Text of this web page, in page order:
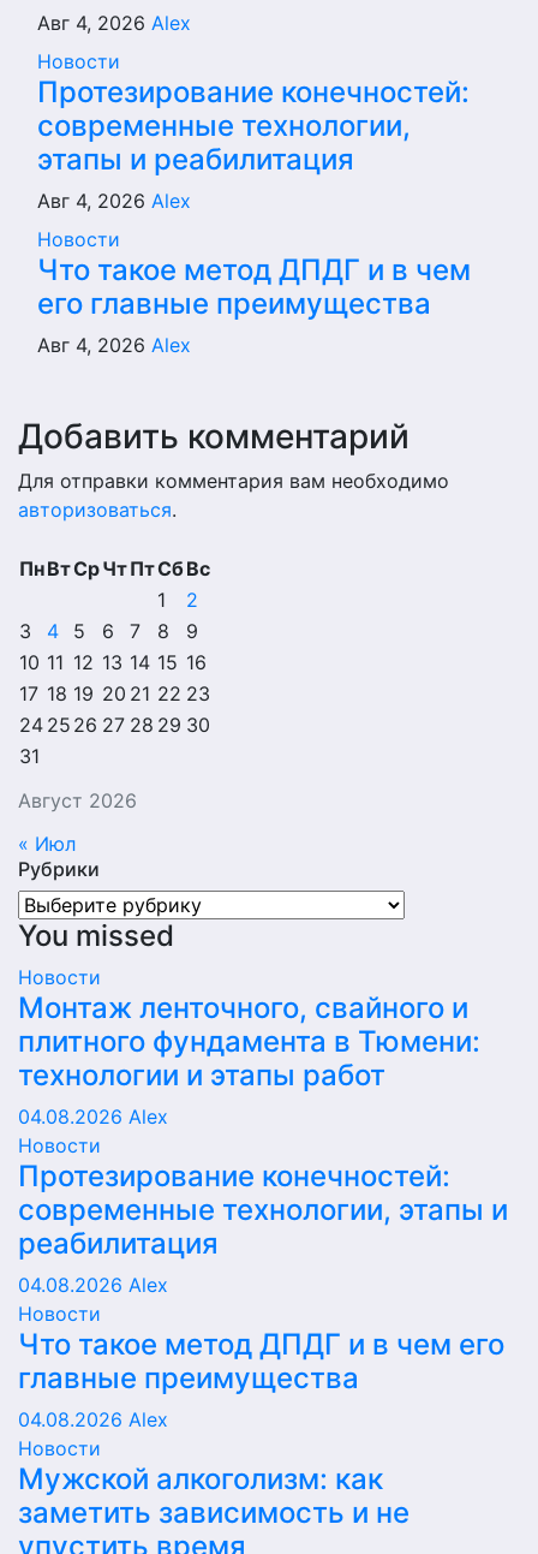
Авг 4, 2026 Alex
Новости
Протезирование конечностей:
современные технологии,
этапы и реабилитация
Авг 4, 2026 Alex
Новости
Что такое метод ДПДГ и в чем
его главные преимущества
Авг 4, 2026 Alex
Добавить комментарий
Для отправки комментария вам необходимо
авторизоваться.
Август 2026
ПнВтСрЧтПтСбВс
1
2
3
4 5 6 7 8
9
10 11 12 13 14 15 16
17 18 19 20 21 22 23
24 25 26 27 28 29 30
31
« Июл
Рубрики
Рубрики
You missed
Новости
Монтаж ленточного, свайного и
плитного фундамента в Тюмени:
технологии и этапы работ
04.08.2026 Alex
Новости
Протезирование конечностей:
современные технологии, этапы и
реабилитация
04.08.2026 Alex
Новости
Что такое метод ДПДГ и в чем его
главные преимущества
04.08.2026 Alex
Новости
Мужской алкоголизм: как
заметить зависимость и не
упустить время